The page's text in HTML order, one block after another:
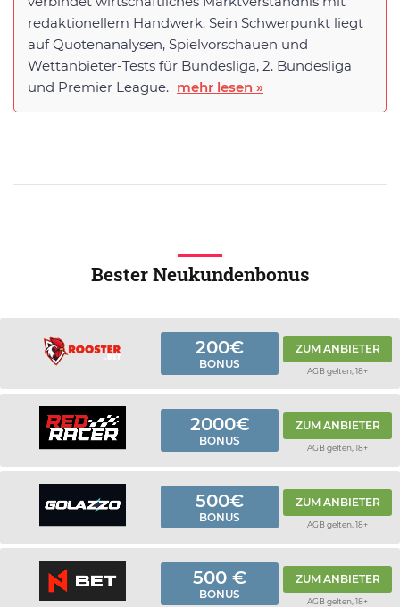
redaktionellem Handwerk. Sein Schwerpunkt liegt
auf Quotenanalysen, Spielvorschauen und
Wettanbieter-Tests für Bundesliga, 2. Bundesliga
und Premier League. mehr lesen »
Bester Neukundenbonus
200€
BONUS
ZUM ANBIETER
AGB gelten, 18+
2000€
BONUS
ZUM ANBIETER
AGB gelten, 18+
500€
BONUS
ZUM ANBIETER
AGB gelten, 18+
500 €
BONUS
ZUM ANBIETER
AGB gelten, 18+